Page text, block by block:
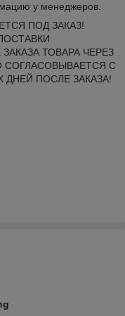
у менеджеров.
ПОД ЗАКАЗ!
ТОВАРА ЧЕРЕЗ
СОГЛАСОВЫВАЕТСЯ С
ДНЕЙ ПОСЛЕ ЗАКАЗА!